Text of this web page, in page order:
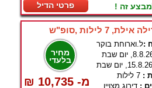
פרטי הדיל
7 לילות ,סופ"ש
מחיר
בלעדי
₪ 10,735 -מ
:ל.וארוחת בוקר
: 7 לילות
: דירוג מצויין